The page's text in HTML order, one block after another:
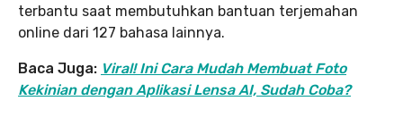
terbantu saat membutuhkan bantuan terjemahan
online dari 127 bahasa lainnya.
Baca Juga: Viral! Ini Cara Mudah Membuat Foto
Kekinian dengan Aplikasi Lensa AI, Sudah Coba?